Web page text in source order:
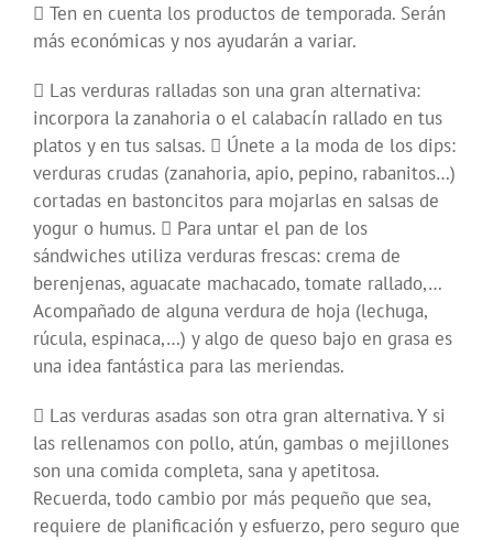
 Ten en cuenta los productos de temporada. Serán
más económicas y nos ayudarán a variar.
 Las verduras ralladas son una gran alternativa:
incorpora la zanahoria o el calabacín rallado en tus
platos y en tus salsas.  Únete a la moda de los dips:
verduras crudas (zanahoria, apio, pepino, rabanitos…)
cortadas en bastoncitos para mojarlas en salsas de
yogur o humus.  Para untar el pan de los
sándwiches utiliza verduras frescas: crema de
berenjenas, aguacate machacado, tomate rallado,…
Acompañado de alguna verdura de hoja (lechuga,
rúcula, espinaca,…) y algo de queso bajo en grasa es
una idea fantástica para las meriendas.
 Las verduras asadas son otra gran alternativa. Y si
las rellenamos con pollo, atún, gambas o mejillones
son una comida completa, sana y apetitosa.
Recuerda, todo cambio por más pequeño que sea,
requiere de planificación y esfuerzo, pero seguro que